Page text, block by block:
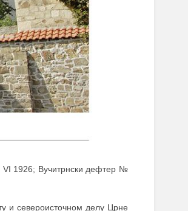
1926; Вучитрнски дефтер №
и североисточном делу Црне